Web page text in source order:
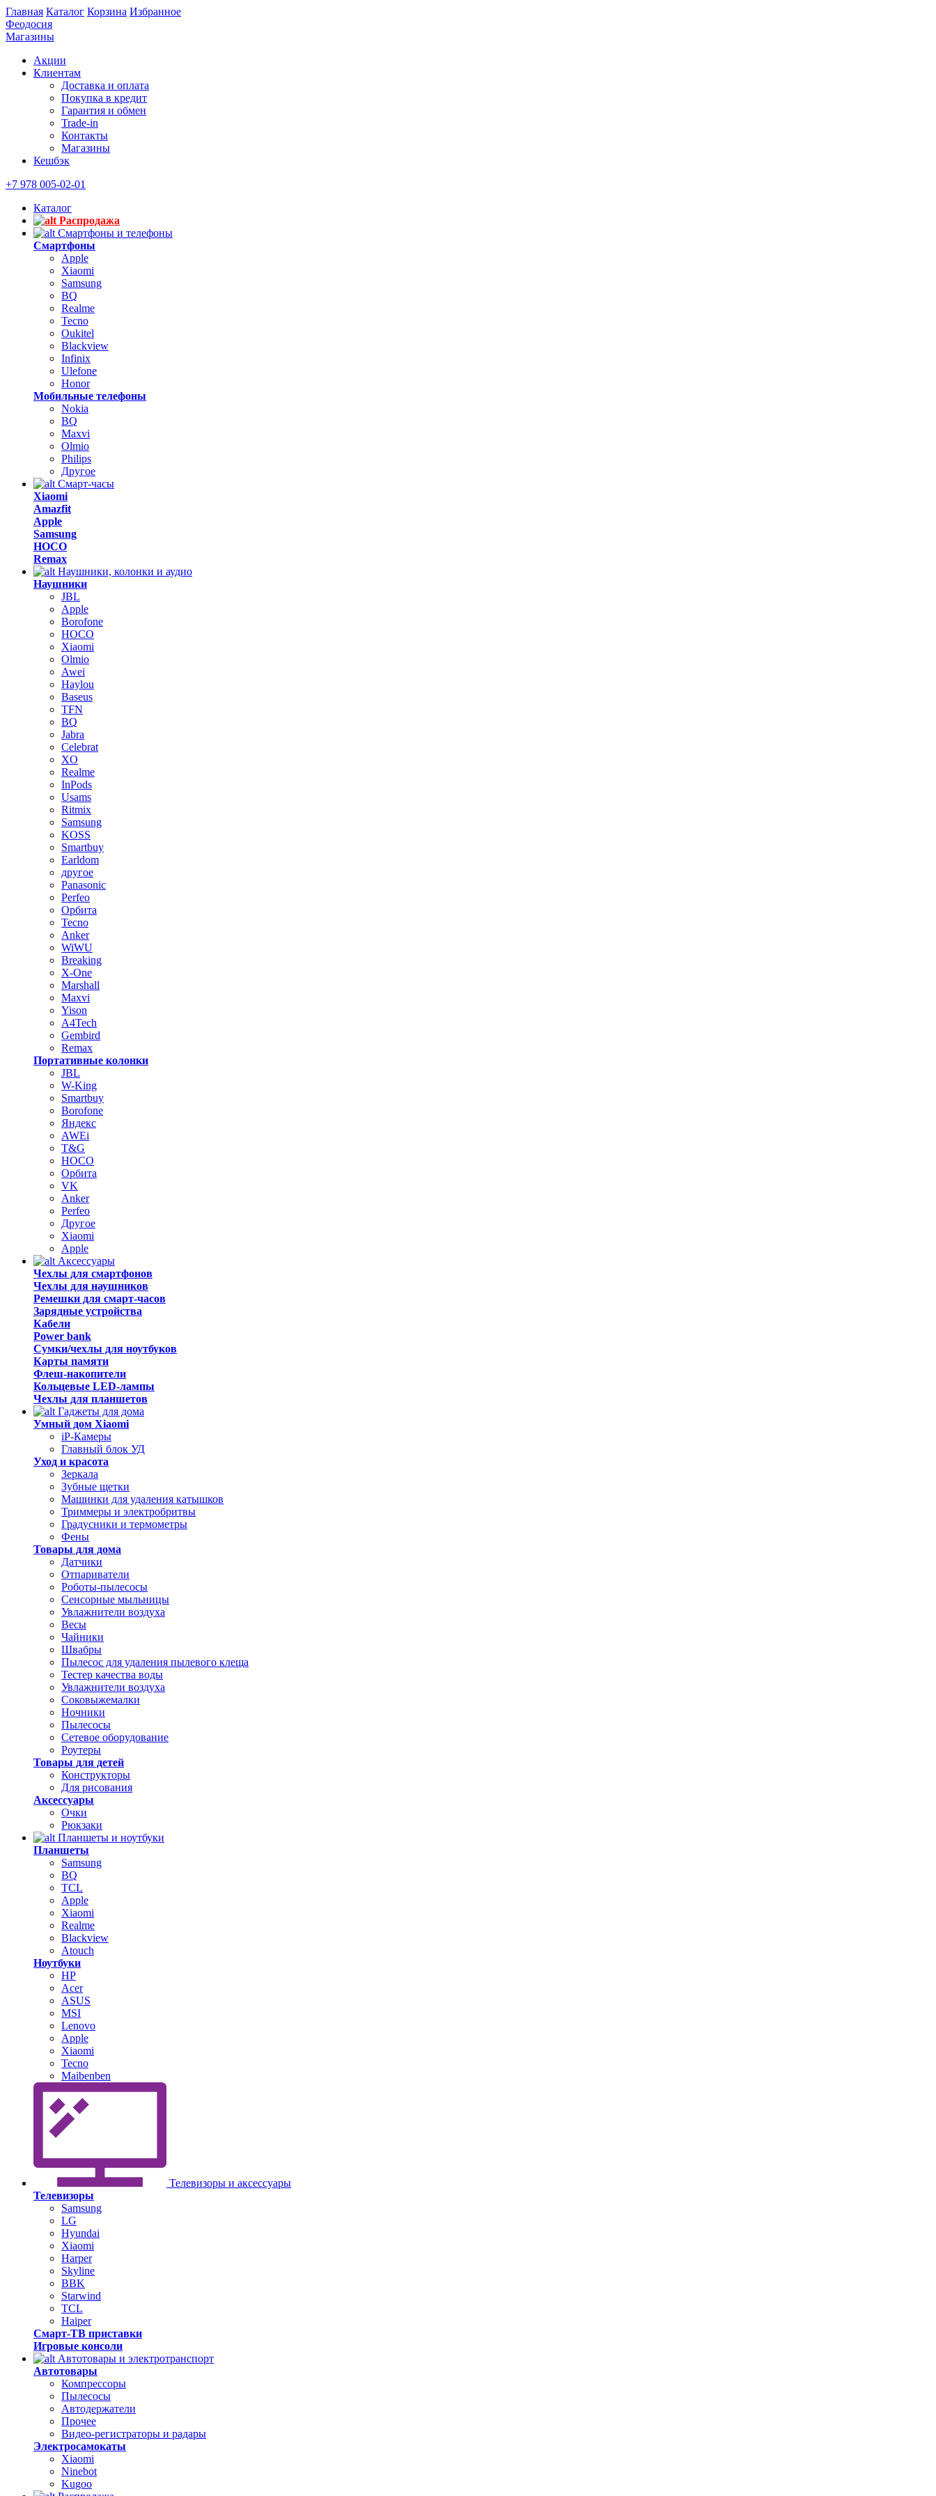
Главная Каталог Корзина Избранное
Феодосия
Магазины
Акции
Клиентам
Доставка и оплата
Покупка в кредит
Гарантия и обмен
Trade-in
Контакты
Магазины
Кешбэк
+7 978 005-02-01
Каталог
Распродажа
Смартфоны и телефоны
Смартфоны
Apple
Xiaomi
Samsung
BQ
Realme
Tecno
Oukitel
Blackview
Infinix
Ulefone
Honor
Мобильные телефоны
Nokia
BQ
Maxvi
Olmio
Philips
Другое
Смарт-часы
Xiaomi
Amazfit
Apple
Samsung
HOCO
Remax
Наушники, колонки и аудио
Наушники
JBL
Apple
Borofone
HOCO
Xiaomi
Olmio
Awei
Haylou
Baseus
TFN
BQ
Jabra
Celebrat
XO
Realme
InPods
Usams
Ritmix
Samsung
KOSS
Smartbuy
Earldom
другое
Panasonic
Perfeo
Орбита
Tecno
Anker
WiWU
Breaking
X-One
Marshall
Maxvi
Yison
A4Tech
Gembird
Remax
Портативные колонки
JBL
W-King
Smartbuy
Borofone
Яндекс
AWEi
T&G
HOCO
Орбита
VK
Anker
Perfeo
Другое
Xiaomi
Apple
Аксессуары
Чехлы для смартфонов
Чехлы для наушников
Ремешки для смарт-часов
Зарядные устройства
Кабели
Power bank
Сумки/чехлы для ноутбуков
Карты памяти
Флеш-накопители
Кольцевые LED-лампы
Чехлы для планшетов
Гаджеты для дома
Умный дом Xiaomi
iP-Камеры
Главный блок УД
Уход и красота
Зеркала
Зубные щетки
Машинки для удаления катышков
Триммеры и электробритвы
Градусники и термометры
Фены
Товары для дома
Датчики
Отпариватели
Роботы-пылесосы
Сенсорные мыльницы
Увлажнители воздуха
Весы
Чайники
Швабры
Пылесос для удаления пылевого клеща
Тестер качества воды
Увлажнители воздуха
Соковыжемалки
Ночники
Пылесосы
Сетевое оборудование
Роутеры
Товары для детей
Конструкторы
Для рисования
Аксессуары
Очки
Рюкзаки
Планшеты и ноутбуки
Планшеты
Samsung
BQ
TCL
Apple
Xiaomi
Realme
Blackview
Atouch
Ноутбуки
HP
Acer
ASUS
MSI
Lenovo
Apple
Xiaomi
Tecno
Maibenben
Телевизоры и аксессуары
Телевизоры
Samsung
LG
Hyundai
Xiaomi
Harper
Skyline
BBK
Starwind
TCL
Haiper
Смарт-ТВ приставки
Игровые консоли
Автотовары и электротранспорт
Автотовары
Компрессоры
Пылесосы
Автодержатели
Прочее
Видео-регистраторы и радары
Электросамокаты
Xiaomi
Ninebot
Kugoo